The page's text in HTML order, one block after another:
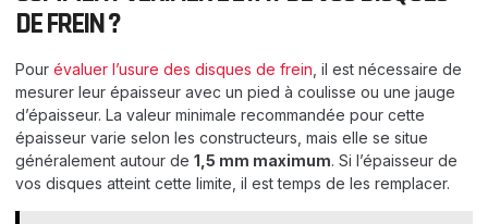
DE FREIN ?
Pour évaluer l’usure des disques de frein , il est nécessaire de
mesurer leur épaisseur avec un pied à coulisse ou une jauge
d’épaisseur. La valeur minimale recommandée pour cette
épaisseur varie selon les constructeurs, mais elle se situe
généralement autour de 1,5 mm maximum. Si l’épaisseur de
vos disques atteint cette limite, il est temps de les remplacer.